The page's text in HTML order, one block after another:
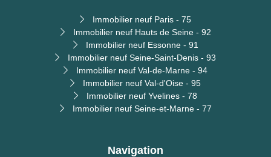
Immobilier neuf Paris - 75
Immobilier neuf Hauts de Seine - 92
Immobilier neuf Essonne - 91
Immobilier neuf Seine-Saint-Denis - 93
Immobilier neuf Val-de-Marne - 94
Immobilier neuf Val-d'Oise - 95
Immobilier neuf Yvelines - 78
Immobilier neuf Seine-et-Marne - 77
Navigation